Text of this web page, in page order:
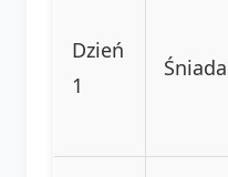
Dzień
1